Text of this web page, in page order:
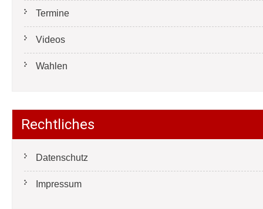
Termine
Videos
Wahlen
Rechtliches
Datenschutz
Impressum